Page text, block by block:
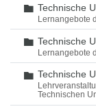
Ordner
Technische
Lernangebote
Ordner
Technische
Lernangebote
Ordner
Technische
Technischen